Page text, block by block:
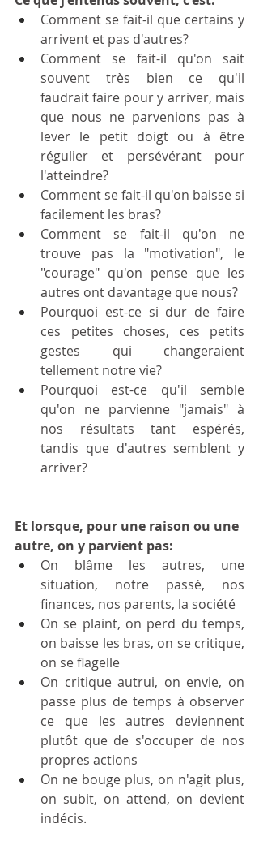
Comment se fait-il que certains y
arrivent et pas d'autres?
Comment se fait-il qu'on sait
souvent très bien ce qu'il
faudrait faire pour y arriver, mais
que nous ne parvenions pas à
lever le petit doigt ou à être
régulier et persévérant pour
l'atteindre?
Comment se fait-il qu'on baisse si
facilement les bras?
Comment se fait-il qu'on ne
trouve pas la "motivation", le
"courage" qu'on pense que les
autres ont davantage que nous?
Pourquoi est-ce si dur de faire
ces petites choses, ces petits
gestes qui changeraient
tellement notre vie?
Pourquoi est-ce qu'il semble
qu'on ne parvienne "jamais" à
nos résultats tant espérés,
tandis que d'autres semblent y
arriver?
Et lorsque, pour une raison ou une
autre, on y parvient pas:
On blâme les autres, une
situation, notre passé, nos
finances, nos parents, la société
On se plaint, on perd du temps,
on baisse les bras, on se critique,
on se flagelle
On critique autrui, on envie, on
passe plus de temps à observer
ce que les autres deviennent
plutôt que de s'occuper de nos
propres actions
On ne bouge plus, on n'agit plus,
on subit, on attend, on devient
indécis.